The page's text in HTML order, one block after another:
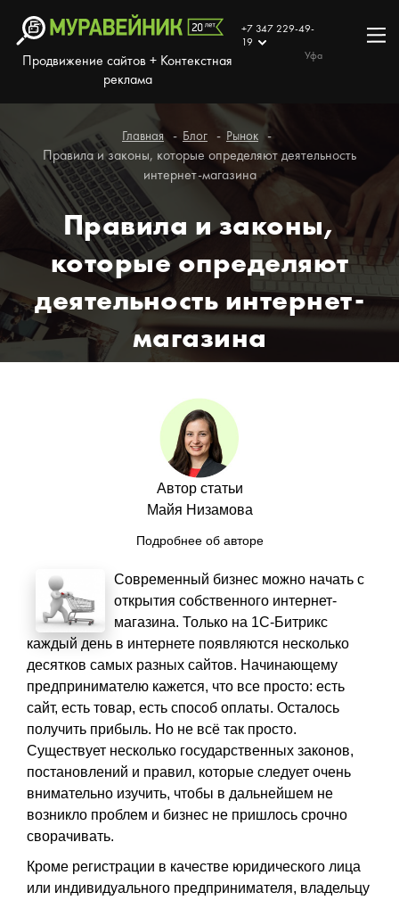
Продвижение сайтов + Контекстная
реклама
+7 347 229-49-
19
Уфа
Главная Блог Рынок
Правила и законы, которые определяют деятельность
интернет-магазина
Правила и законы,
которые определяют
деятельность интернет-
магазина
Автор статьи
Майя Низамова
Подробнее об авторе
Современный бизнес можно начать с
открытия собственного интернет-
магазина. Только на 1С-Битрикс
каждый день в интернете появляются несколько
десятков самых разных сайтов. Начинающему
предпринимателю кажется, что все просто: есть
сайт, есть товар, есть способ оплаты. Осталось
получить прибыль. Но не всё так просто.
Существует несколько государственных законов,
постановлений и правил, которые следует очень
внимательно изучить, чтобы в дальнейшем не
возникло проблем и бизнес не пришлось срочно
сворачивать.
Кроме регистрации в качестве юридического лица
или индивидуального предпринимателя, владельцу